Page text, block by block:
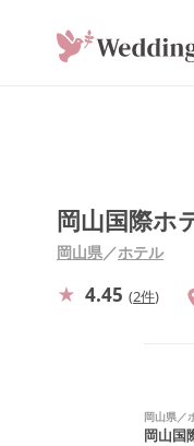
岡山国際ホ
岡山県／ホテル
4.45 (2件)
岡山県／
岡山国